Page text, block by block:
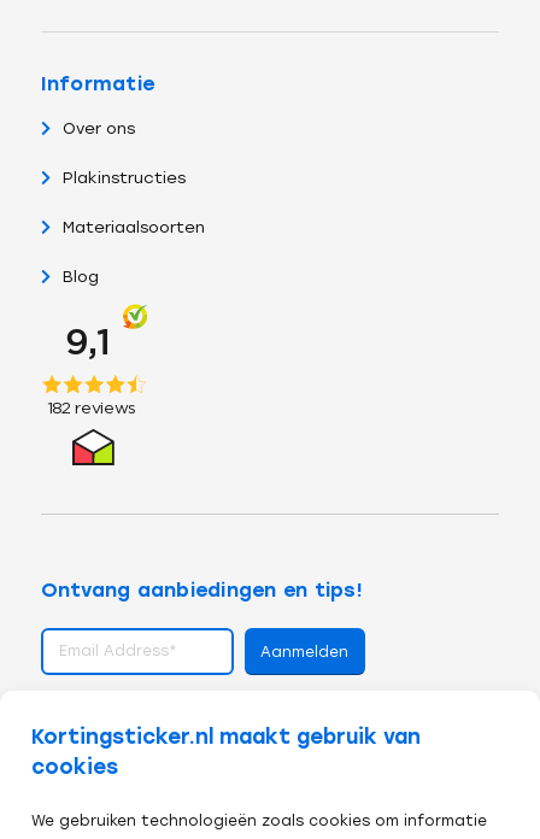
Kortingsticker.nl maakt gebruik van
cookies
We gebruiken technologieën zoals cookies om informatie
Informatie
Over ons
Plakinstructies
Materiaalsoorten
Blog
Ontvang aanbiedingen en tips!